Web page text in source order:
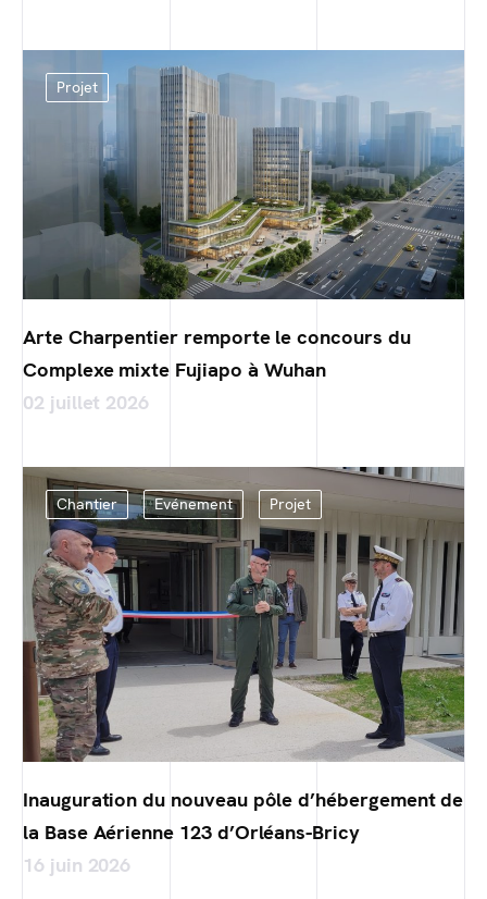
Projet
Arte Charpentier remporte le concours du
Complexe mixte Fujiapo à Wuhan
02 juillet 2026
Chantier Evénement Projet
Inauguration du nouveau pôle d’hébergement de
la Base Aérienne 123 d’Orléans-Bricy
16 juin 2026